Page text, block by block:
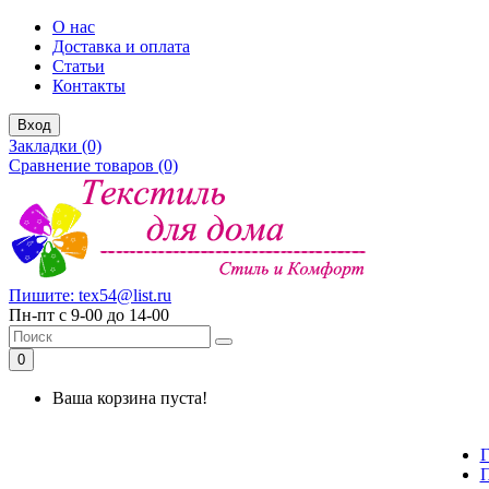
О нас
Доставка и оплата
Статьи
Контакты
Вход
Закладки (0)
Сравнение товаров (0)
Пишите: tex54@list.ru
Пн-пт с 9-00 до 14-00
0
Ваша корзина пуста!